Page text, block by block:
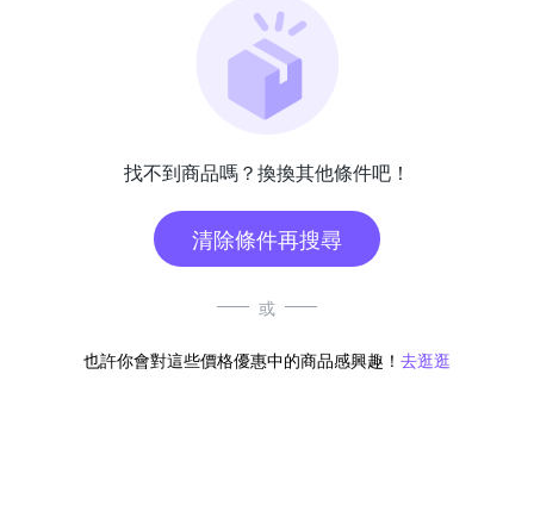
找不到商品嗎？換換其他條件吧！
清除條件再搜尋
或
也許你會對這些價格優惠中的商品感興趣！ 去逛逛